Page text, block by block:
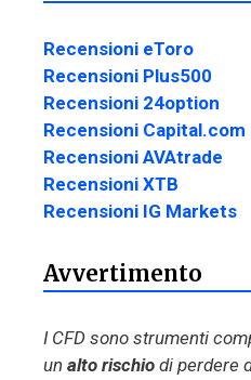
Recensioni eToro
Recensioni Plus500
Recensioni 24option
Recensioni Capital.com
Recensioni AVAtrade
Recensioni XTB
Recensioni IG Markets
Avvertimento
I CFD sono strumenti
un alto rischio di perdere